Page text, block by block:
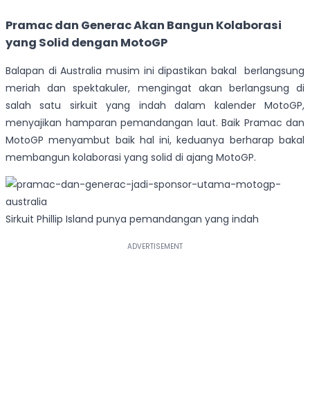
Pramac dan Generac Akan Bangun Kolaborasi
yang Solid dengan MotoGP
Balapan di Australia musim ini dipastikan bakal berlangsung
meriah dan spektakuler, mengingat akan berlangsung di
salah satu sirkuit yang indah dalam kalender MotoGP,
menyajikan hamparan pemandangan laut. Baik Pramac dan
MotoGP menyambut baik hal ini, keduanya berharap bakal
membangun kolaborasi yang solid di ajang MotoGP.
Sirkuit Phillip Island punya pemandangan yang indah